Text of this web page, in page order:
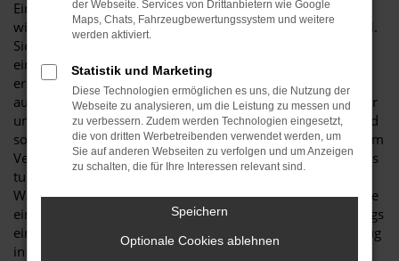
Ein VW Taigo Gebrauchtwagen ist vor allem aus
wirtschaftlichen Erwägungen heraus eine erstklassige Wahl.
Sie sparen schlichtweg eine Menge Geld, wenn Sie sich für
ein gebrauchtes Modell entscheiden und sind trotzdem
erstklassig in Bremen unterwegs. Was Budde Automobile
auszeichnet, ist unsere Meisterwerkstatt. Wir verfügen über
umfassende Kapazitäten und diverse Hebebühnen und sind
somit in der Lage, jeden VW Taigo Gebrauchtwagen vor dem
Verkauf nach Bremen genau zu überprüfen. Warum wir das
tun? Ganz einfach, um Ihnen einen rundum einwandfreien
Wagen „servieren“ zu können, was selbst die Verschleißteile
einschließt. Ein VW Taigo Gebrauchtwagen muss keineswegs
ein Kompromiss sein, sondern ist ein erstklassiges Fahrzeug
in Topzustand.
der Webseite. Services von Drittanbietern wie Google
Maps, Chats, Fahrzeugbewertungssystem und weitere
werden aktiviert.
Statistik und Marketing
Diese Technologien ermöglichen es uns, die Nutzung der
Webseite zu analysieren, um die Leistung zu messen und
zu verbessern. Zudem werden Technologien eingesetzt,
die von dritten Werbetreibenden verwendet werden, um
Sie auf anderen Webseiten zu verfolgen und um Anzeigen
zu schalten, die für Ihre Interessen relevant sind.
Speichern
Optionale Cookies ablehnen